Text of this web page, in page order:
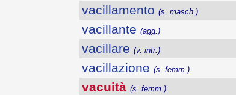
vacillamento (s. masch.)
vacillante (agg.)
vacillare (v. intr.)
vacillazione (s. femm.)
vacuità (s. femm.)